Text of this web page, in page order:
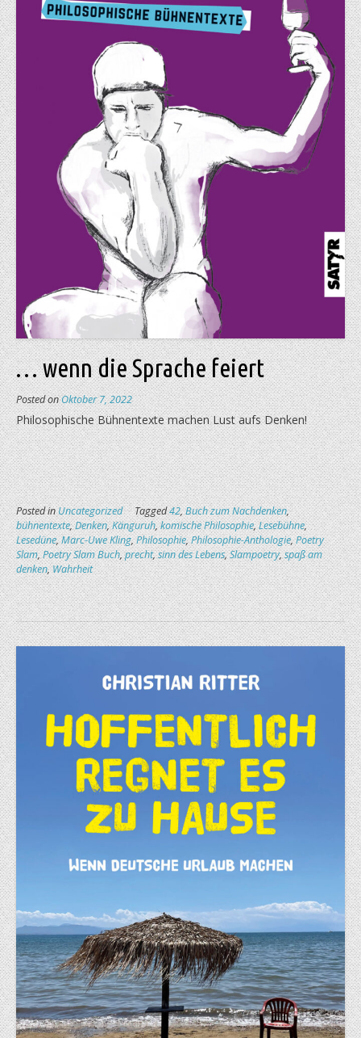
… wenn die Sprache feiert
Posted onOktober 7, 2022
Philosophische Bühnentexte machen Lust aufs Denken!
Posted inUncategorized Tagged42,Buch zum Nachdenken,
bühnentexte,Denken,Känguruh,komische Philosophie,Lesebühne,
Lesedüne,Marc-Uwe Kling,Philosophie,Philosophie-Anthologie,Poetry
Slam,Poetry Slam Buch,precht,sinn des Lebens,Slampoetry,spaß am
denken,Wahrheit